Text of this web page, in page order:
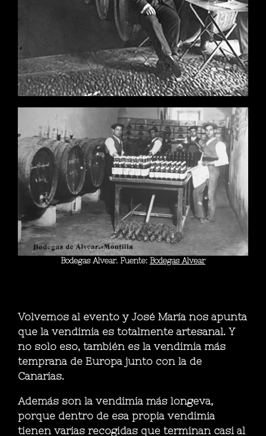
Bodegas Alvear. Fuente: Bodegas Alvear
Volvemos al evento y José María nos apunta
que la vendimia es totalmente artesanal. Y
no solo eso, también es la vendimia más
temprana de Europa junto con la de
Canarias.
Además son la vendimia más longeva,
porque dentro de esa propia vendimia
tienen varias recogidas que terminan casi al